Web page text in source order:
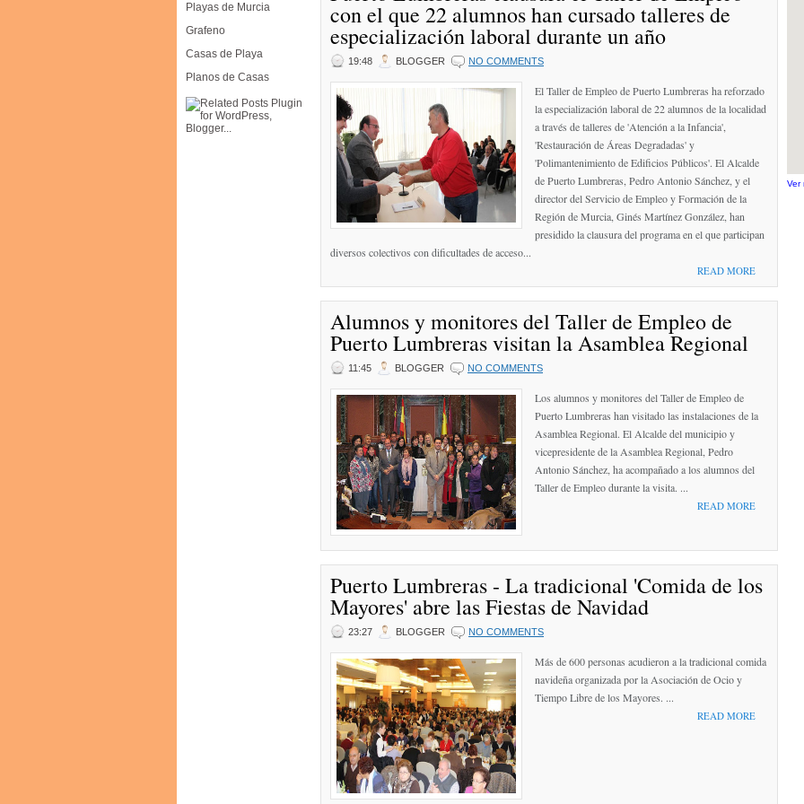
Playas de Murcia
Grafeno
Casas de Playa
Planos de Casas
con el que 22 alumnos han cursado talleres de
especialización laboral durante un año
19:48 BLOGGER NO COMMENTS
El Taller de Empleo de Puerto Lumbreras ha reforzado
la especialización laboral de 22 alumnos de la localidad
a través de talleres de 'Atención a la Infancia',
'Restauración de Áreas Degradadas' y
'Polimantenimiento de Edificios Públicos'. El Alcalde
de Puerto Lumbreras, Pedro Antonio Sánchez, y el
director del Servicio de Empleo y Formación de la
Región de Murcia, Ginés Martínez González, han
presidido la clausura del programa en el que participan
diversos colectivos con dificultades de acceso...
READ MORE
Alumnos y monitores del Taller de Empleo de
Puerto Lumbreras visitan la Asamblea Regional
11:45 BLOGGER NO COMMENTS
Los alumnos y monitores del Taller de Empleo de
Puerto Lumbreras han visitado las instalaciones de la
Asamblea Regional. El Alcalde del municipio y
vicepresidente de la Asamblea Regional, Pedro
Antonio Sánchez, ha acompañado a los alumnos del
Taller de Empleo durante la visita. ...
READ MORE
Puerto Lumbreras - La tradicional 'Comida de los
Mayores' abre las Fiestas de Navidad
23:27 BLOGGER NO COMMENTS
Más de 600 personas acudieron a la tradicional comida
navideña organizada por la Asociación de Ocio y
Tiempo Libre de los Mayores. ...
READ MORE
Ver